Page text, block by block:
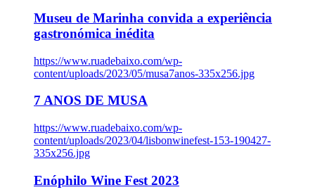
Museu de Marinha convida a experiência
gastronómica inédita
https://www.ruadebaixo.com/wp-
content/uploads/2023/05/musa7anos-335x256.jpg
7 ANOS DE MUSA
https://www.ruadebaixo.com/wp-
content/uploads/2023/04/lisbonwinefest-153-190427-
335x256.jpg
Enóphilo Wine Fest 2023